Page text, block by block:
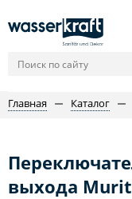
Главная Каталог
выхода